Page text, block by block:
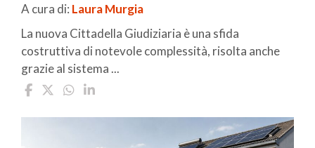
A cura di: Laura Murgia
La nuova Cittadella Giudiziaria è una sfida
costruttiva di notevole complessità, risolta anche
grazie al sistema ...